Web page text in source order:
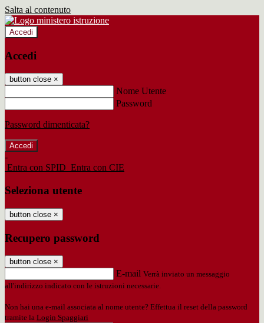
Salta al contenuto
Accedi
Accedi
button close ×
Nome Utente
Password
Password dimenticata?
-
Entra con SPID Entra con CIE
Seleziona utente
button close ×
Recupero password
button close ×
E-mail Verrà inviato un messaggio
all'indirizzo indicato con le istruzioni necessarie.
Non hai una e-mail associata al nome utente? Effettua il reset della password
tramite la Login Spaggiari